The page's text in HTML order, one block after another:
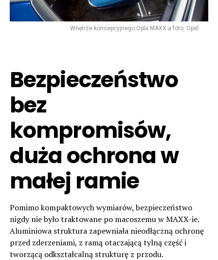
Wnętrze koncepcyjnego Opla MAXX-a foto: Opel
Bezpieczeństwo
bez
kompromisów,
duża ochrona w
małej ramie
Pomimo kompaktowych wymiarów, bezpieczeństwo
nigdy nie było traktowane po macoszemu w MAXX-ie.
Aluminiowa struktura zapewniała nieodłączną ochronę
przed zderzeniami, z ramą otaczającą tylną część i
tworzącą odkształcalną strukturę z przodu.